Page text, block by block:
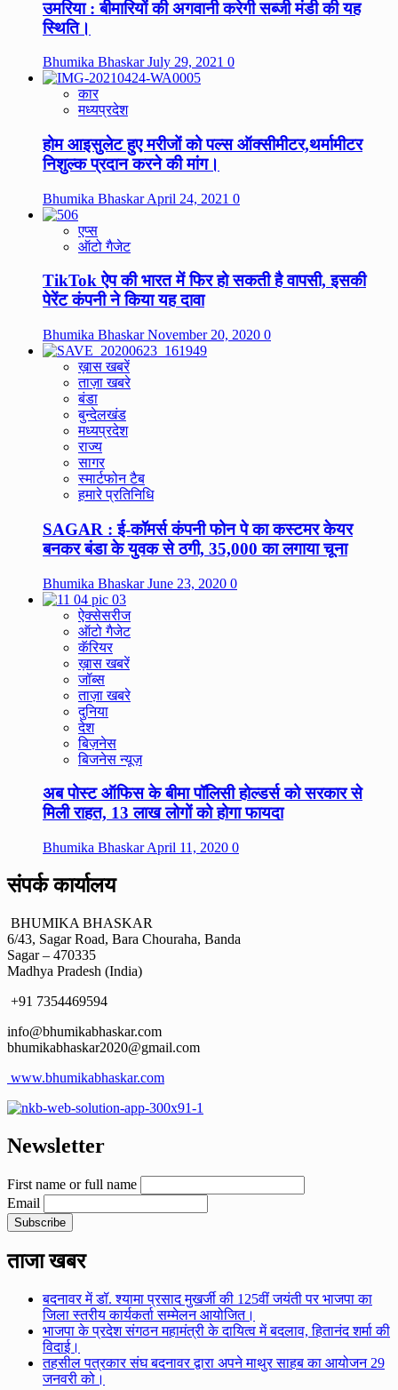
उमरिया : बीमारियों की अगवानी करेगी सब्जी मंडी की यह
स्थिति।
Bhumika BhaskarJuly 29, 2021 0
कार
मध्यप्रदेश
होम आइसुलेट हुए मरीजों को पल्स ऑक्सीमीटर,थर्मामीटर
निशुल्क प्रदान करने की मांग।
Bhumika BhaskarApril 24, 2021 0
एप्स
ऑटो गैजेट
TikTok ऐप की भारत में फिर हो सकती है वापसी, इसकी
पेरेंट कंपनी ने किया यह दावा
Bhumika BhaskarNovember 20, 2020 0
ख़ास खबरें
ताज़ा खबरे
बंडा
बुन्देलखंड
मध्यप्रदेश
राज्य
सागर
स्मार्टफोन टैब
हमारे प्रतिनिधि
SAGAR : ई-कॉमर्स कंपनी फोन पे का कस्टमर केयर
बनकर बंडा के युवक से ठगी, 35,000 का लगाया चूना
Bhumika BhaskarJune 23, 2020 0
ऐक्सेसरीज
ऑटो गैजेट
कॅरियर
ख़ास खबरें
जॉब्स
ताज़ा खबरे
दुनिया
देश
बिज़नेस
बिजनेस न्यूज़
अब पोस्ट ऑफिस के बीमा पॉलिसी होल्डर्स को सरकार से
मिली राहत, 13 लाख लोगों को होगा फायदा
Bhumika BhaskarApril 11, 2020 0
संपर्क कार्यालय
BHUMIKA BHASKAR
6/43, Sagar Road, Bara Chouraha, Banda
Sagar – 470335
Madhya Pradesh (India)
+91 7354469594
info@bhumikabhaskar.com
bhumikabhaskar2020@gmail.com
www.bhumikabhaskar.com
Newsletter
First name or full name
Email
ताजा खबर
बदनावर में डॉ. श्यामा प्रसाद मुखर्जी की 125वीं जयंती पर भाजपा का
जिला स्तरीय कार्यकर्ता सम्मेलन आयोजित।
भाजपा के प्रदेश संगठन महामंत्री के दायित्व में बदलाव, हितानंद शर्मा की
विदाई।
तहसील पत्रकार संघ बदनावर द्वारा अपने माथुर साहब का आयोजन 29
जनवरी को।